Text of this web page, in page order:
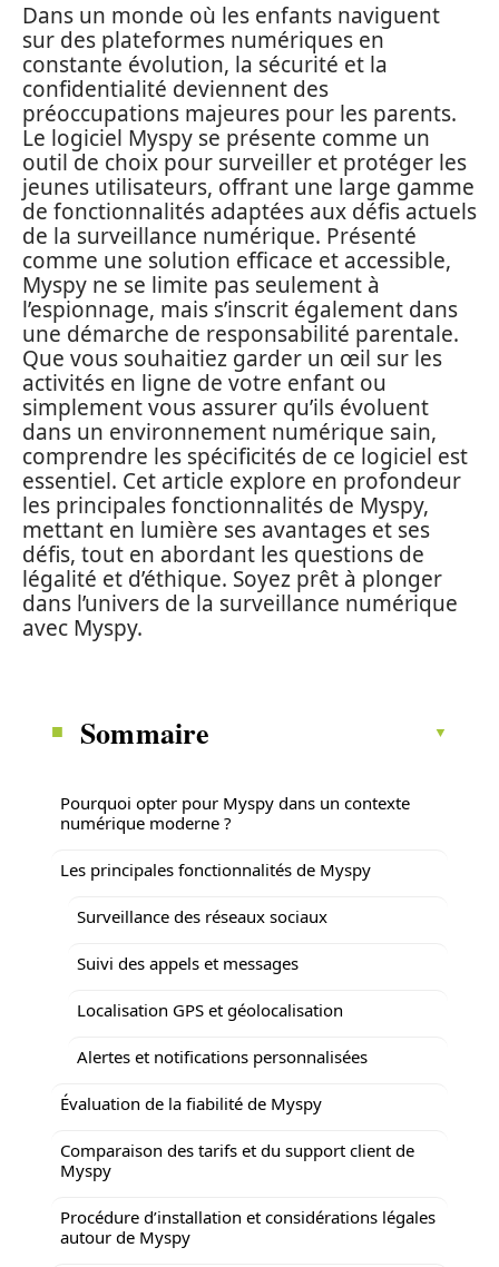
Dans un monde où les enfants naviguent
sur des plateformes numériques en
constante évolution, la sécurité et la
confidentialité deviennent des
préoccupations majeures pour les parents.
Le logiciel Myspy se présente comme un
outil de choix pour surveiller et protéger les
jeunes utilisateurs, offrant une large gamme
de fonctionnalités adaptées aux défis actuels
de la surveillance numérique. Présenté
comme une solution efficace et accessible,
Myspy ne se limite pas seulement à
l’espionnage, mais s’inscrit également dans
une démarche de responsabilité parentale.
Que vous souhaitiez garder un œil sur les
activités en ligne de votre enfant ou
simplement vous assurer qu’ils évoluent
dans un environnement numérique sain,
comprendre les spécificités de ce logiciel est
essentiel. Cet article explore en profondeur
les principales fonctionnalités de Myspy,
mettant en lumière ses avantages et ses
défis, tout en abordant les questions de
légalité et d’éthique. Soyez prêt à plonger
dans l’univers de la surveillance numérique
avec Myspy.
Sommaire
Pourquoi opter pour Myspy dans un contexte
numérique moderne ?
Les principales fonctionnalités de Myspy
Surveillance des réseaux sociaux
Suivi des appels et messages
Localisation GPS et géolocalisation
Alertes et notifications personnalisées
Évaluation de la fiabilité de Myspy
Comparaison des tarifs et du support client de
Myspy
Procédure d’installation et considérations légales
autour de Myspy